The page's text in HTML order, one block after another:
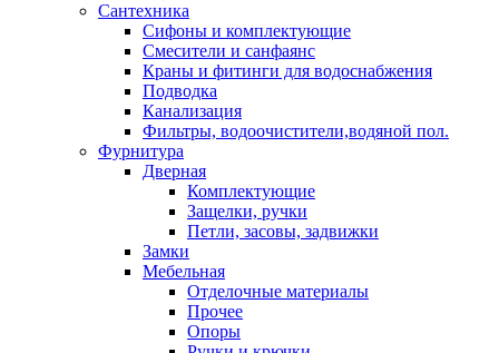
Сантехника
Сифоны и комплектующие
Смесители и санфаянс
Краны и фитинги для водоснабжения
Подводка
Канализация
Фильтры, водоочистители,водяной пол.
Фурнитура
Дверная
Комплектующие
Защелки, ручки
Петли, засовы, задвижки
Замки
Мебельная
Отделочные материалы
Прочее
Опоры